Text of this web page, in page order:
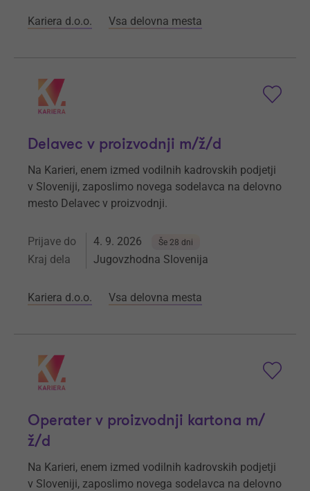
Kariera d.o.o. Vsa delovna mesta
Delavec v proizvodnji m/ž/d
Na Karieri, enem izmed vodilnih kadrovskih podjetji
v Sloveniji, zaposlimo novega sodelavca na delovno
mesto Delavec v proizvodnji.
Prijave do 4. 9. 2026 Še 28 dni
Kraj dela Jugovzhodna Slovenija
Kariera d.o.o. Vsa delovna mesta
Operater v proizvodnji kartona m/
ž/d
Na Karieri, enem izmed vodilnih kadrovskih podjetji
v Sloveniji, zaposlimo novega sodelavca na delovno